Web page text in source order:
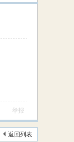
举报
返回列表